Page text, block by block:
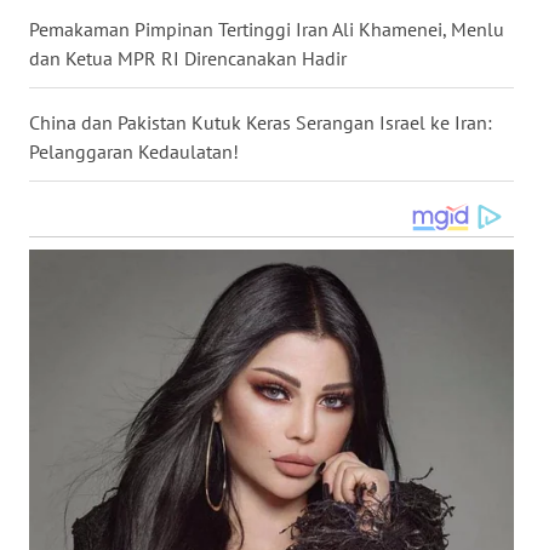
Pemakaman Pimpinan Tertinggi Iran Ali Khamenei, Menlu
dan Ketua MPR RI Direncanakan Hadir
China dan Pakistan Kutuk Keras Serangan Israel ke Iran:
Pelanggaran Kedaulatan!
WN
NUSANTARA
WN
JOGJA
JATIM
WN
KALTENG